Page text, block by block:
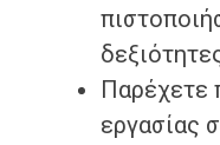
Παρέχετε
εργασίας